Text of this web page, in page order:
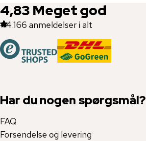
4,83 Meget god
44.166 anmeldelser i alt
Har du nogen spørgsmål?
FAQ
Forsendelse og levering